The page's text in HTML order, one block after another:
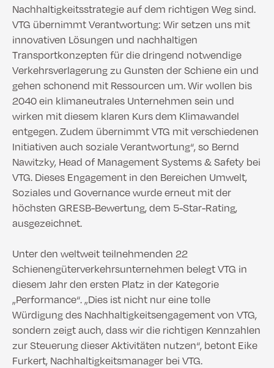
Nachhaltigkeitsstrategie auf dem richtigen Weg sind.
VTG übernimmt Verantwortung: Wir setzen uns mit
innovativen Lösungen und nachhaltigen
Transportkonzepten für die dringend notwendige
Verkehrsverlagerung zu Gunsten der Schiene ein und
gehen schonend mit Ressourcen um. Wir wollen bis
2040 ein klimaneutrales Unternehmen sein und
wirken mit diesem klaren Kurs dem Klimawandel
entgegen. Zudem übernimmt VTG mit verschiedenen
Initiativen auch soziale Verantwortung“, so Bernd
Nawitzky, Head of Management Systems & Safety bei
VTG. Dieses Engagement in den Bereichen Umwelt,
Soziales und Governance wurde erneut mit der
höchsten GRESB-Bewertung, dem 5-Star-Rating,
ausgezeichnet.
Unter den weltweit teilnehmenden 22
Schienengüterverkehrsunternehmen belegt VTG in
diesem Jahr den ersten Platz in der Kategorie
„Performance“. „Dies ist nicht nur eine tolle
Würdigung des Nachhaltigkeitsengagement von VTG,
sondern zeigt auch, dass wir die richtigen Kennzahlen
zur Steuerung dieser Aktivitäten nutzen“, betont Eike
Furkert, Nachhaltigkeitsmanager bei VTG.